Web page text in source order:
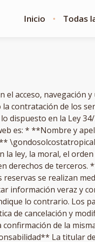
Inicio Todas
acceso, navegación
contratación de los
en la Ley 34/
es: * **Nombre y
la ley, la moral, el
de terceros.
se realizan
información veraz y
lo contrario. Los
de cancelación y
de la
La titular